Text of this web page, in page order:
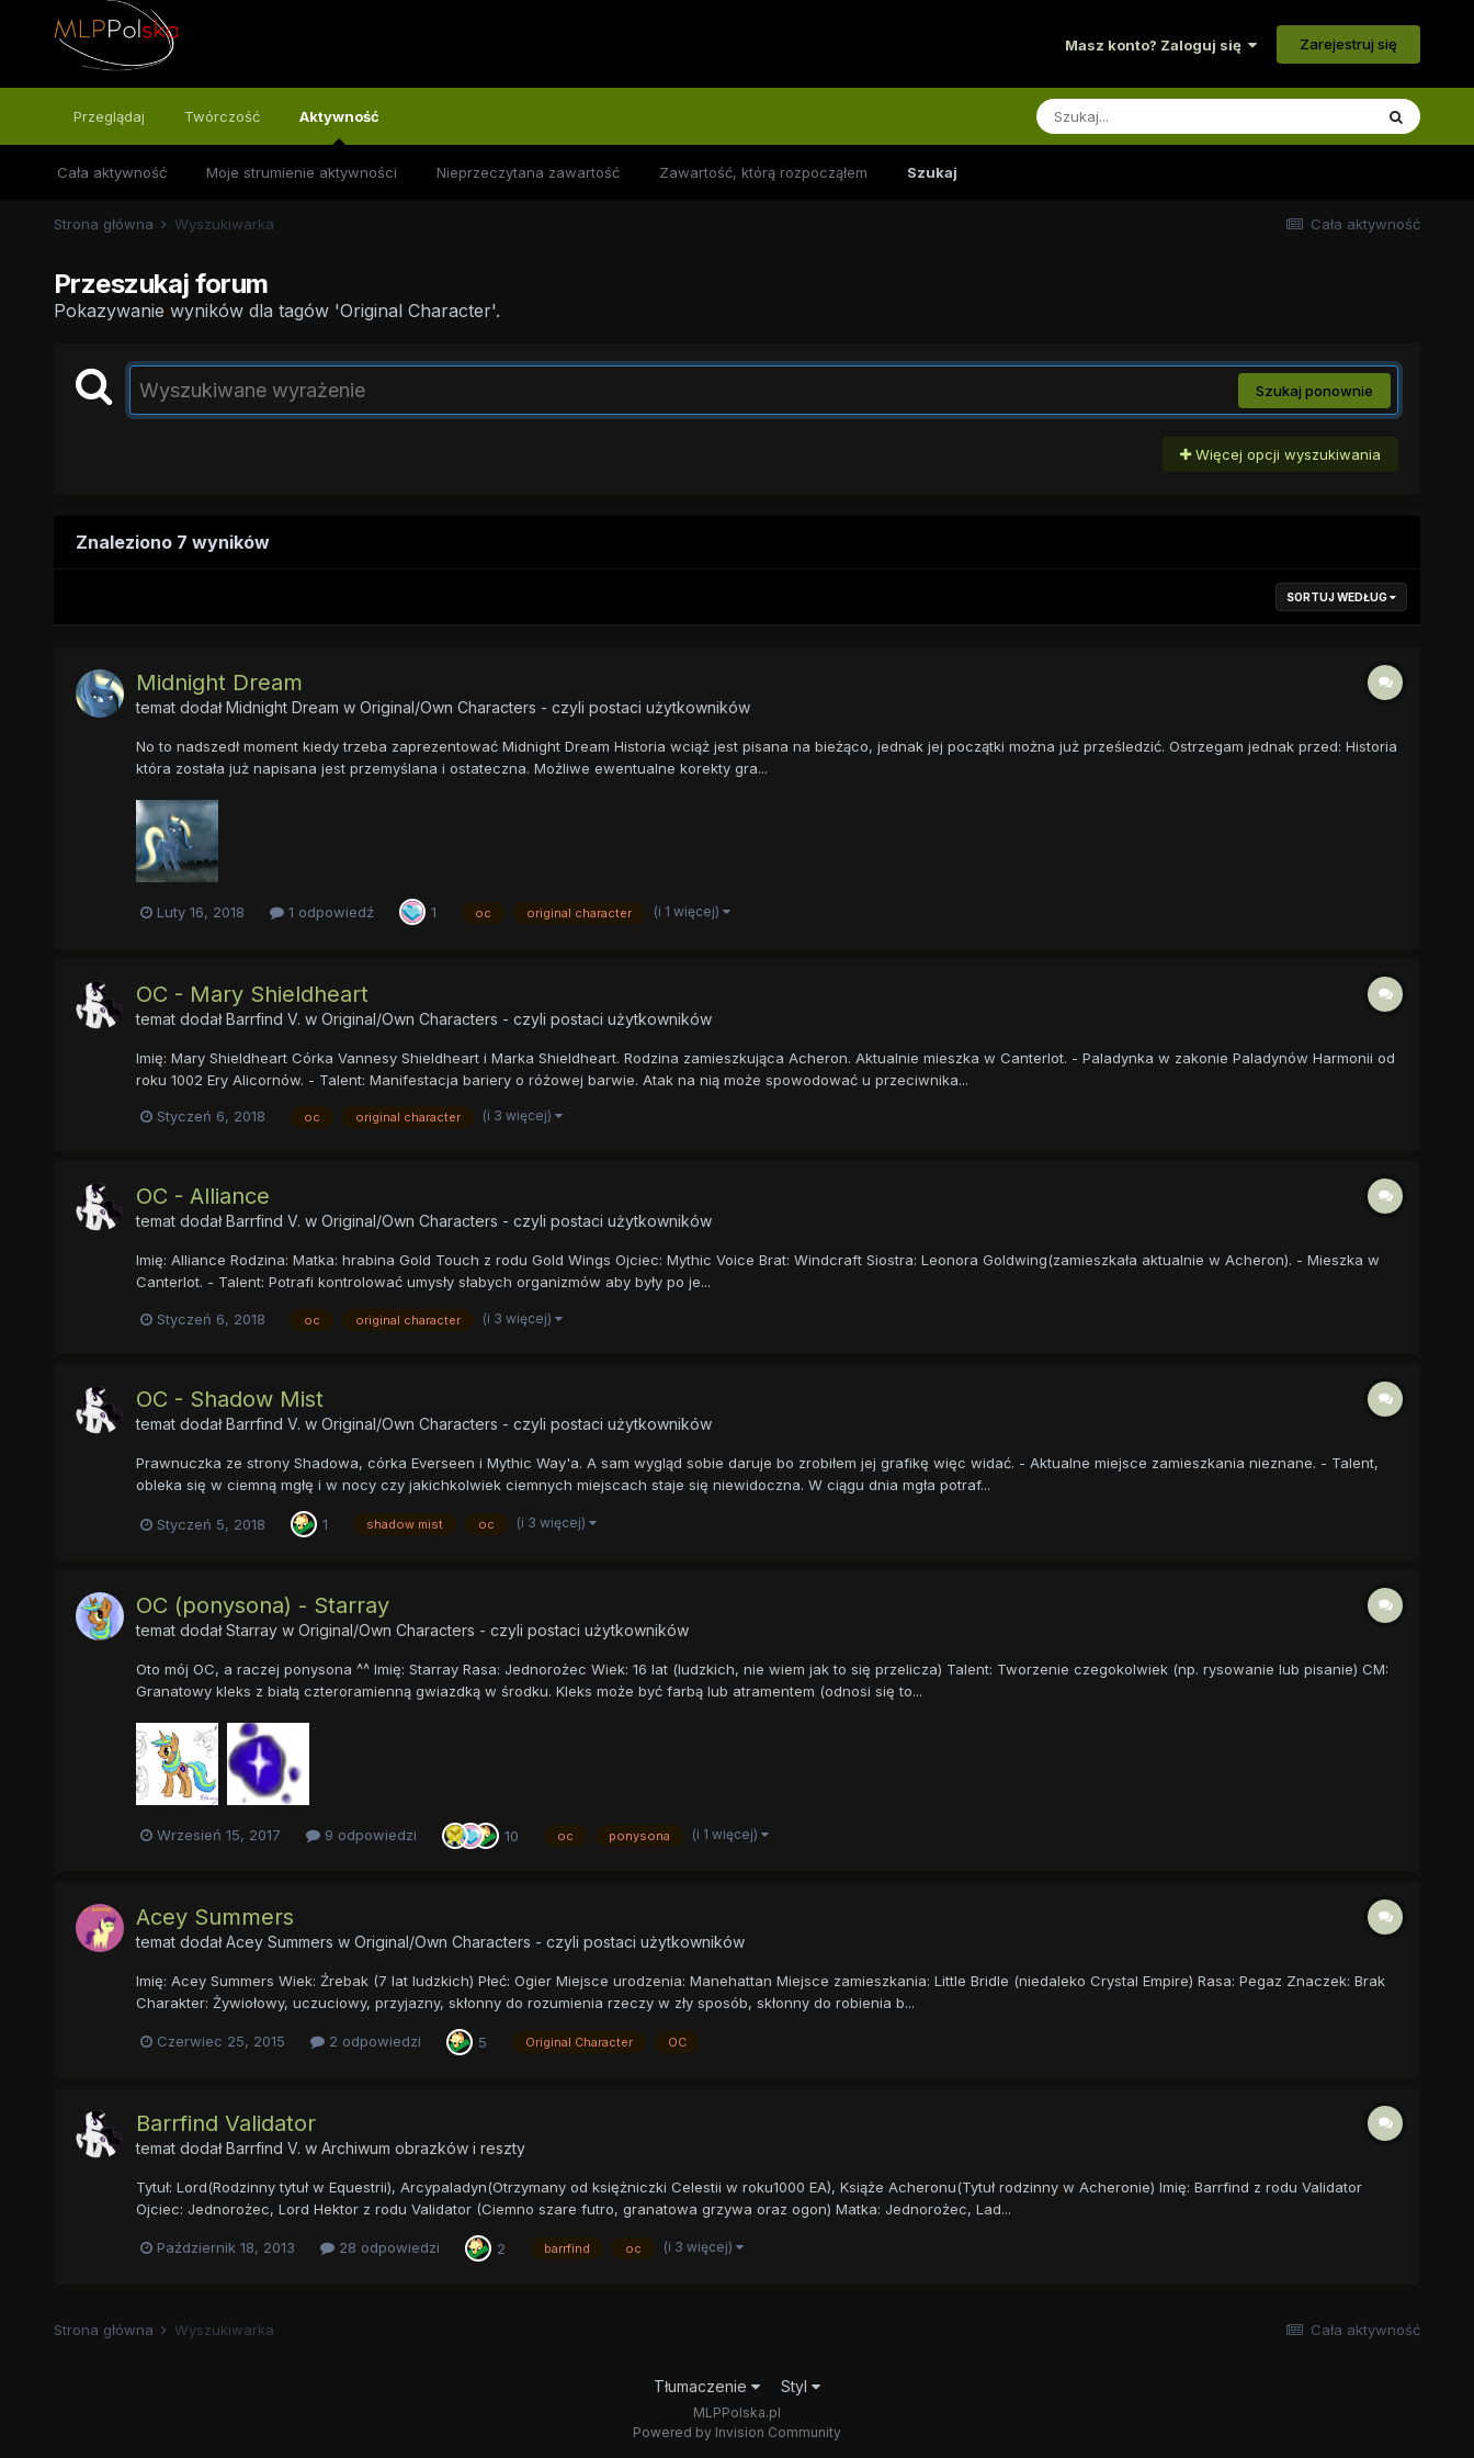
Masz konto? Zaloguj się Zarejestruj się
Przeglądaj Twórczość Aktywność
Cała aktywność Moje strumienie aktywności Nieprzeczytana zawartość Zawartość, którą rozpocząłem Szukaj
Cała aktywność
Strona główna Wyszukiwarka
Przeszukaj forum
Pokazywanie wyników dla tagów 'Original Character'.
Szukaj ponownie
Więcej opcji wyszukiwania
Znaleziono 7 wyników
SORTUJ WEDŁUG
Midnight Dream
temat dodałMidnight Dream w Original/Own Characters - czyli postaci użytkowników
No to nadszedł moment kiedy trzeba zaprezentować Midnight Dream Historia wciąż jest pisana na bieżąco, jednak jej początki można już prześledzić. Ostrzegam jednak przed: Historia
która została już napisana jest przemyślana i ostateczna. Możliwe ewentualne korekty gra...
Luty 16, 2018 1 odpowiedź 1 oc original character (i 1 więcej)
OC - Mary Shieldheart
temat dodałBarrfind V. w Original/Own Characters - czyli postaci użytkowników
Imię: Mary Shieldheart Córka Vannesy Shieldheart i Marka Shieldheart. Rodzina zamieszkująca Acheron. Aktualnie mieszka w Canterlot. - Paladynka w zakonie Paladynów Harmonii od
roku 1002 Ery Alicornów. - Talent: Manifestacja bariery o różowej barwie. Atak na nią może spowodować u przeciwnika...
Styczeń 6, 2018 oc original character (i 3 więcej)
OC - Alliance
temat dodałBarrfind V. w Original/Own Characters - czyli postaci użytkowników
Imię: Alliance Rodzina: Matka: hrabina Gold Touch z rodu Gold Wings Ojciec: Mythic Voice Brat: Windcraft Siostra: Leonora Goldwing(zamieszkała aktualnie w Acheron). - Mieszka w
Canterlot. - Talent: Potrafi kontrolować umysły słabych organizmów aby były po je...
Styczeń 6, 2018 oc original character (i 3 więcej)
OC - Shadow Mist
temat dodałBarrfind V. w Original/Own Characters - czyli postaci użytkowników
Prawnuczka ze strony Shadowa, córka Everseen i Mythic Way'a. A sam wygląd sobie daruje bo zrobiłem jej grafikę więc widać. - Aktualne miejsce zamieszkania nieznane. - Talent,
obleka się w ciemną mgłę i w nocy czy jakichkolwiek ciemnych miejscach staje się niewidoczna. W ciągu dnia mgła potraf...
Styczeń 5, 2018 1 shadow mist oc (i 3 więcej)
OC (ponysona) - Starray
temat dodałStarrayw Original/Own Characters - czyli postaci użytkowników
Oto mój OC, a raczej ponysona ^^ Imię: Starray Rasa: Jednorożec Wiek: 16 lat (ludzkich, nie wiem jak to się przelicza) Talent: Tworzenie czegokolwiek (np. rysowanie lub pisanie) CM:
Granatowy kleks z białą czteroramienną gwiazdką w środku. Kleks może być farbą lub atramentem (odnosi się to...
Wrzesień 15, 2017 9 odpowiedzi 10 oc ponysona (i 1 więcej)
Acey Summers
temat dodałAcey Summers w Original/Own Characters - czyli postaci użytkowników
Imię: Acey Summers Wiek: Źrebak (7 lat ludzkich) Płeć: Ogier Miejsce urodzenia: Manehattan Miejsce zamieszkania: Little Bridle (niedaleko Crystal Empire) Rasa: Pegaz Znaczek: Brak
Charakter: Żywiołowy, uczuciowy, przyjazny, skłonny do rozumienia rzeczy w zły sposób, skłonny do robienia b...
Czerwiec 25, 2015 2 odpowiedzi 5 Original Character OC
Barrfind Validator
temat dodałBarrfind V. w Archiwum obrazków i reszty
Tytuł: Lord(Rodzinny tytuł w Equestrii), Arcypaladyn(Otrzymany od księżniczki Celestii w roku1000 EA), Książe Acheronu(Tytuł rodzinny w Acheronie) Imię: Barrfind z rodu Validator
Ojciec: Jednorożec, Lord Hektor z rodu Validator (Ciemno szare futro, granatowa grzywa oraz ogon) Matka: Jednorożec, Lad...
Październik 18, 2013 28 odpowiedzi 2 barrfind oc (i 3 więcej)
Cała aktywność
Strona główna Wyszukiwarka
Tłumaczenie Styl
MLPPolska.pl
Powered by Invision Community